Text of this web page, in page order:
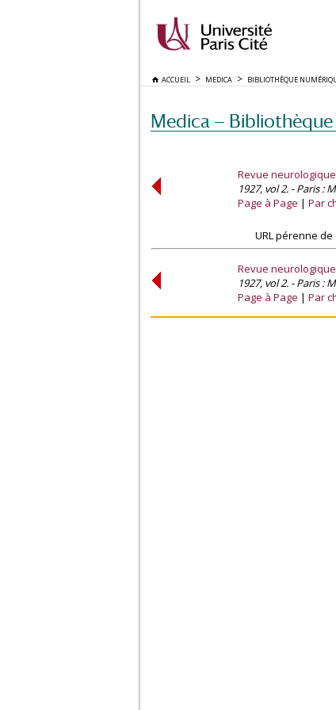
ACCUEIL MEDICA BIBLIOTHÈQUE
Medica —
Revue neurologique
1927, vol 2. - Paris :
Page à Page
Par
URL pérenne de
Revue neurologique
1927, vol 2. - Paris :
Page à Page
Par